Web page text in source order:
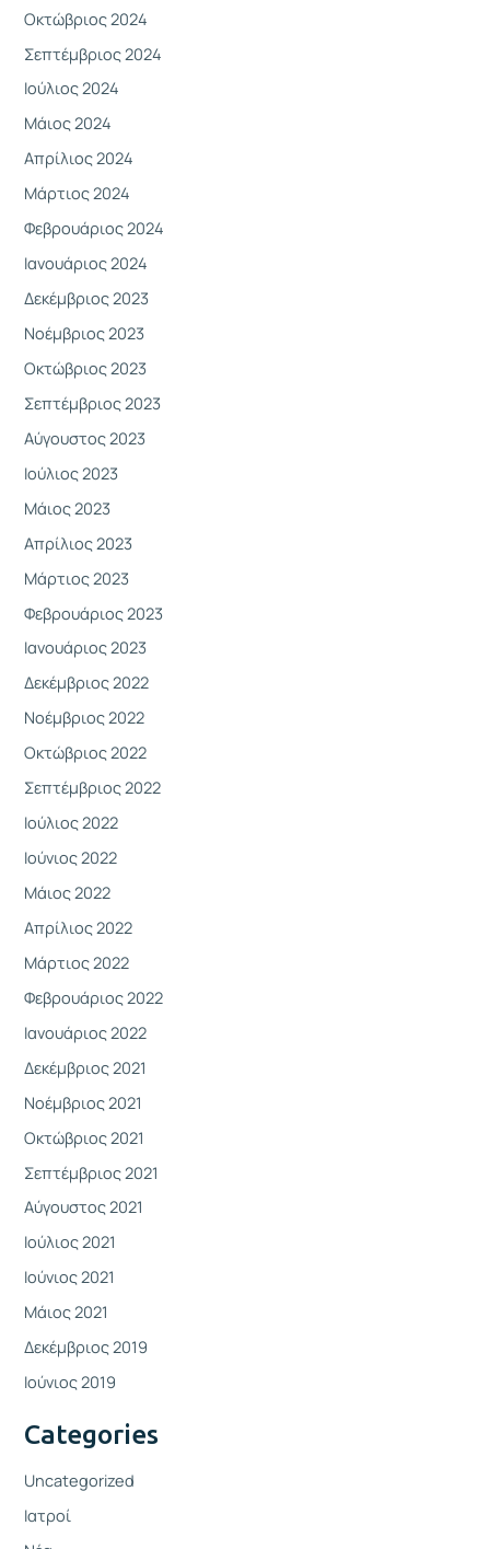
Οκτώβριος 2024
Σεπτέμβριος 2024
Ιούλιος 2024
Μάιος 2024
Απρίλιος 2024
Μάρτιος 2024
Φεβρουάριος 2024
Ιανουάριος 2024
Δεκέμβριος 2023
Νοέμβριος 2023
Οκτώβριος 2023
Σεπτέμβριος 2023
Αύγουστος 2023
Ιούλιος 2023
Μάιος 2023
Απρίλιος 2023
Μάρτιος 2023
Φεβρουάριος 2023
Ιανουάριος 2023
Δεκέμβριος 2022
Νοέμβριος 2022
Οκτώβριος 2022
Σεπτέμβριος 2022
Ιούλιος 2022
Ιούνιος 2022
Μάιος 2022
Απρίλιος 2022
Μάρτιος 2022
Φεβρουάριος 2022
Ιανουάριος 2022
Δεκέμβριος 2021
Νοέμβριος 2021
Οκτώβριος 2021
Σεπτέμβριος 2021
Αύγουστος 2021
Ιούλιος 2021
Ιούνιος 2021
Μάιος 2021
Δεκέμβριος 2019
Ιούνιος 2019
Categories
Uncategorized
Ιατροί